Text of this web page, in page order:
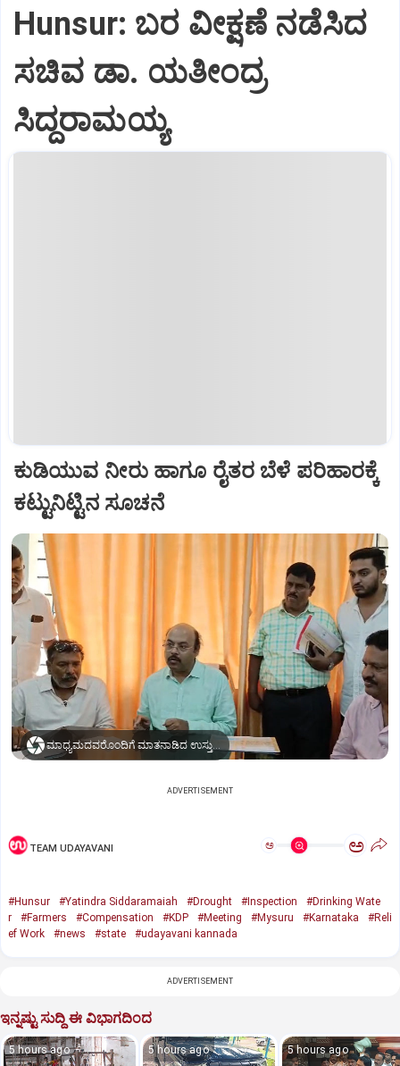
Hunsur: ಬರ ವೀಕ್ಷಣೆ ನಡೆಸಿದ
ಸಚಿವ ಡಾ. ಯತೀಂದ್ರ
ಸಿದ್ದರಾಮಯ್ಯ
ಕುಡಿಯುವ ನೀರು ಹಾಗೂ ರೈತರ ಬೆಳೆ ಪರಿಹಾರಕ್ಕೆ
ಕಟ್ಟುನಿಟ್ಟಿನ ಸೂಚನೆ
ಮಾಧ್ಯಮದವರೊಂದಿಗೆ ಮಾತನಾಡಿದ ಉಸ್ತುವಾರಿ ಸಚಿವ ಡಾ. ಯತೀಂದ್ರ ಸಿದ್ದರಾಮಯ್ಯ
ADVERTISEMENT
TEAM UDAYAVANI ಅ ಅ
#Hunsur #Yatindra Siddaramaiah #Drought #Inspection
#Drinking Wate
r
#Farmers #Compensation #KDP #Meeting #Mysuru #Karnataka
#Reli
ef Work
#news #state #udayavani kannada
ADVERTISEMENT
ಇನ್ನಷ್ಟು ಸುದ್ದಿ ಈ ವಿಭಾಗದಿಂದ
5 hours ago 5 hours ago 5 hours ago